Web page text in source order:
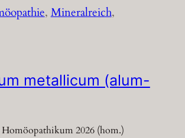
, Mineralreich
metallicum (alum-
2026 (hom.)